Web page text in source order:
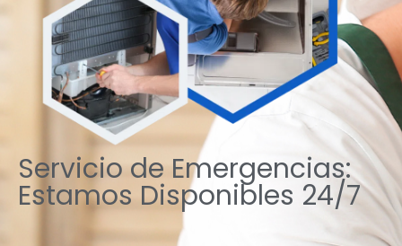
Servicio de Emergencias:
Estamos Disponibles 24/7